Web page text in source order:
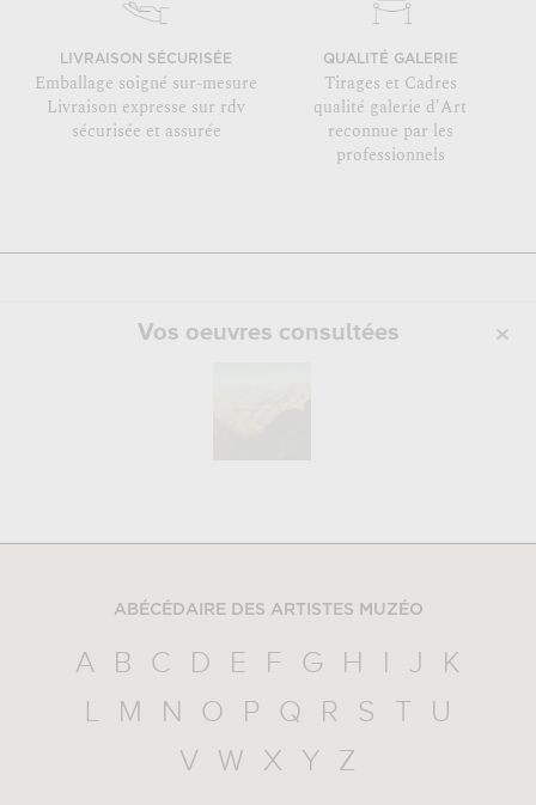
LIVRAISON SÉCURISÉE
Emballage soigné sur-mesure
Livraison expresse sur rdv
sécurisée et assurée
QUALITÉ GALERIE
Tirages et Cadres
qualité galerie d'Art
reconnue par les
professionnels
Vos oeuvres consultées
ABÉCÉDAIRE DES ARTISTES MUZÉO
A B C D E F G H J
K
L
M N O P Q R S
U
V
W X Y Z